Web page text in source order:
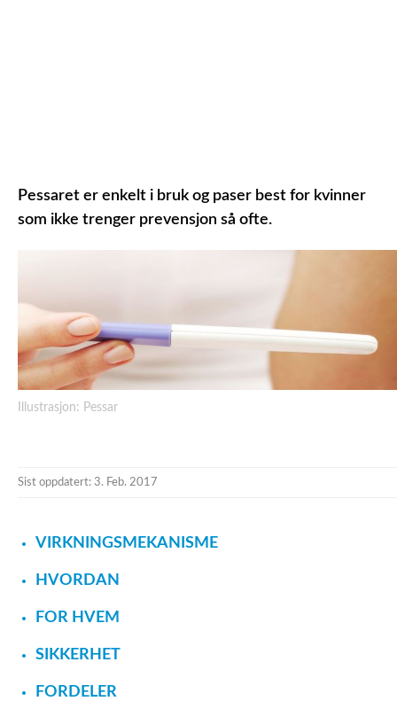
Pessaret er enkelt i bruk og paser best for kvinner
som ikke trenger prevensjon så ofte.
Illustrasjon: Pessar
Sist oppdatert: 3. Feb. 2017
VIRKNINGSMEKANISME
HVORDAN
FOR HVEM
SIKKERHET
FORDELER